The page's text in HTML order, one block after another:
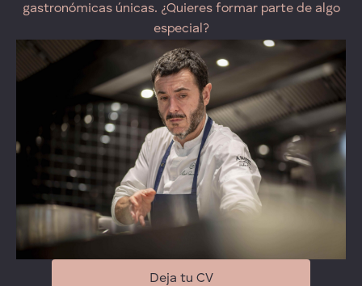
gastronómicas únicas. ¿Quieres formar parte de algo
especial?
Deja tu CV